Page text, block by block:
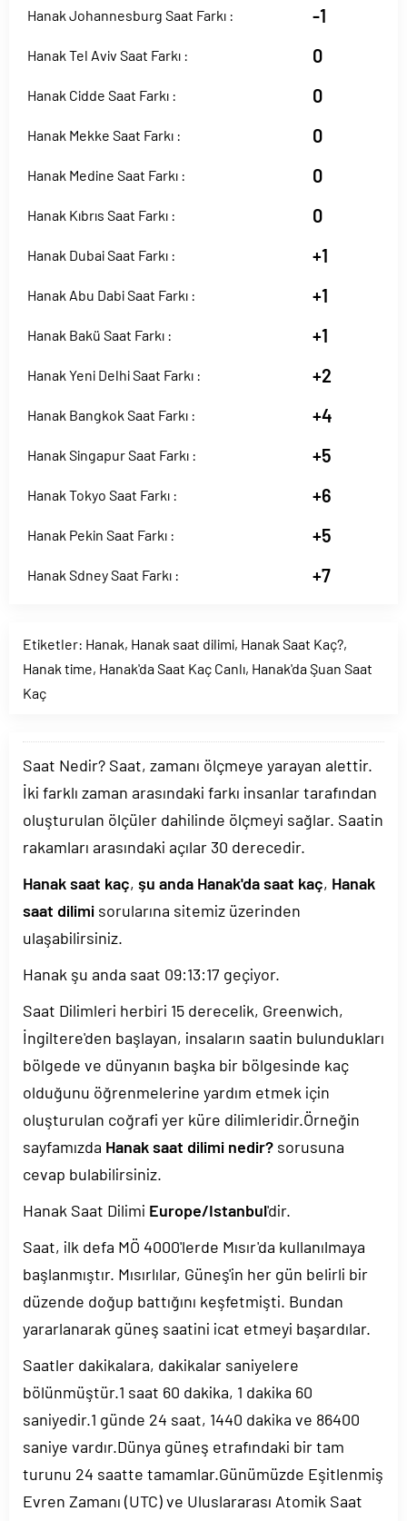
Hanak Johannesburg Saat Farkı : -1
Hanak Tel Aviv Saat Farkı : 0
Hanak Cidde Saat Farkı : 0
Hanak Mekke Saat Farkı : 0
Hanak Medine Saat Farkı : 0
Hanak Kıbrıs Saat Farkı : 0
Hanak Dubai Saat Farkı : +1
Hanak Abu Dabi Saat Farkı : +1
Hanak Bakü Saat Farkı : +1
Hanak Yeni Delhi Saat Farkı : +2
Hanak Bangkok Saat Farkı : +4
Hanak Singapur Saat Farkı : +5
Hanak Tokyo Saat Farkı : +6
Hanak Pekin Saat Farkı : +5
Hanak Sdney Saat Farkı : +7
Etiketler: Hanak, Hanak saat dilimi, Hanak Saat Kaç?,
Hanak time, Hanak'da Saat Kaç Canlı, Hanak'da Şuan Saat
Kaç
Saat Nedir? Saat, zamanı ölçmeye yarayan alettir.
İki farklı zaman arasındaki farkı insanlar tarafından
oluşturulan ölçüler dahilinde ölçmeyi sağlar. Saatin
rakamları arasındaki açılar 30 derecedir.
Hanak saat kaç, şu anda Hanak'da saat kaç, Hanak
saat dilimi sorularına sitemiz üzerinden
ulaşabilirsiniz.
Hanak şu anda saat 09:13:17 geçiyor.
Saat Dilimleri herbiri 15 derecelik, Greenwich,
İngiltere'den başlayan, insaların saatin bulundukları
bölgede ve dünyanın başka bir bölgesinde kaç
olduğunu öğrenmelerine yardım etmek için
oluşturulan coğrafi yer küre dilimleridir.Örneğin
sayfamızda Hanak saat dilimi nedir? sorusuna
cevap bulabilirsiniz.
Hanak Saat Dilimi Europe/Istanbul'dir.
Saat, ilk defa MÖ 4000'lerde Mısır'da kullanılmaya
başlanmıştır. Mısırlılar, Güneş'in her gün belirli bir
düzende doğup battığını keşfetmişti. Bundan
yararlanarak güneş saatini icat etmeyi başardılar.
Saatler dakikalara, dakikalar saniyelere
bölünmüştür.1 saat 60 dakika, 1 dakika 60
saniyedir.1 günde 24 saat, 1440 dakika ve 86400
saniye vardır.Dünya güneş etrafındaki bir tam
turunu 24 saatte tamamlar.Günümüzde Eşitlenmiş
Evren Zamanı (UTC) ve Uluslararası Atomik Saat